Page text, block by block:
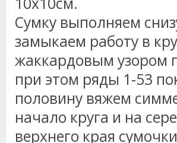
Сумку выполняем
замыкаем работу в
жаккардовым узором
при этом ряды 1-53
половину вяжем
начало круга и на
верхнего края